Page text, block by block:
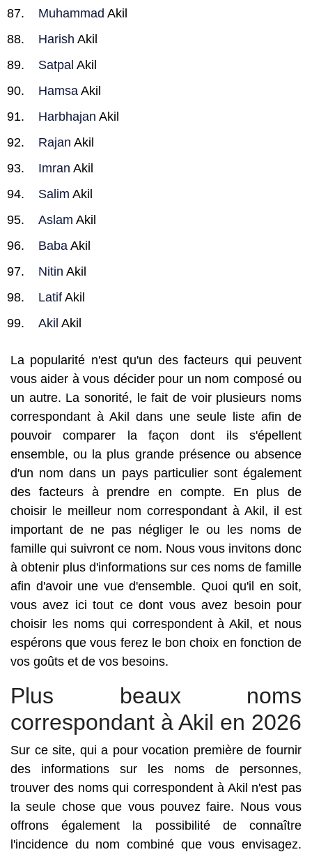
Muhammad Akil
Harish Akil
Satpal Akil
Hamsa Akil
Harbhajan Akil
Rajan Akil
Imran Akil
Salim Akil
Aslam Akil
Baba Akil
Nitin Akil
Latif Akil
Akil Akil
La popularité n'est qu'un des facteurs qui peuvent
vous aider à vous décider pour un nom composé ou
un autre. La sonorité, le fait de voir plusieurs noms
correspondant à Akil dans une seule liste afin de
pouvoir comparer la façon dont ils s'épellent
ensemble, ou la plus grande présence ou absence
d'un nom dans un pays particulier sont également
des facteurs à prendre en compte. En plus de
choisir le meilleur nom correspondant à Akil, il est
important de ne pas négliger le ou les noms de
famille qui suivront ce nom. Nous vous invitons donc
à obtenir plus d'informations sur ces noms de famille
afin d'avoir une vue d'ensemble. Quoi qu'il en soit,
vous avez ici tout ce dont vous avez besoin pour
choisir les noms qui correspondent à Akil, et nous
espérons que vous ferez le bon choix en fonction de
vos goûts et de vos besoins.
Plus beaux noms
correspondant à Akil en 2026
Sur ce site, qui a pour vocation première de fournir
des informations sur les noms de personnes,
trouver des noms qui correspondent à Akil n'est pas
la seule chose que vous pouvez faire. Nous vous
offrons également la possibilité de connaître
l'incidence du nom combiné que vous envisagez.